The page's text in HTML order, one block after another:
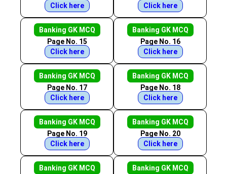
Click here
Click here
Banking GK MCQ
Page No. 15
Click here
Banking GK MCQ
Page No. 16
Click here
Banking GK MCQ
Page No. 17
Click here
Banking GK MCQ
Page No. 18
Click here
Banking GK MCQ
Page No. 19
Click here
Banking GK MCQ
Page No. 20
Click here
Banking GK MCQ
Banking GK MCQ